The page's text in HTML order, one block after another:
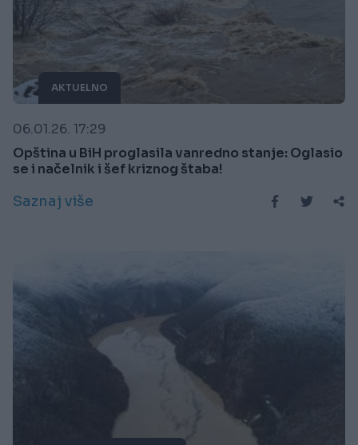
AKTUELNO
06.01.26. 17:29
Opština u BiH proglasila vanredno stanje: Oglasio
se i načelnik i šef kriznog štaba!
Saznaj više